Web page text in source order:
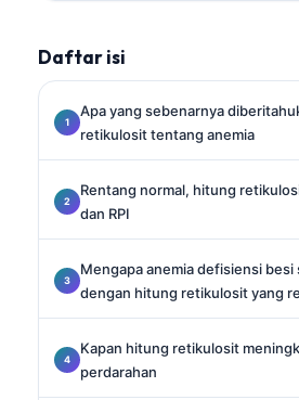
Daftar isi
Apa yang sebenarnya
retikulosit tentang anemia
Rentang normal, hitung
dan RPI
Mengapa anemia defisiensi besi
dengan hitung retikulosit yang
Kapan hitung retikulosit
perdarahan